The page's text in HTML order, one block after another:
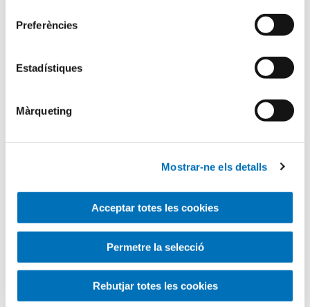
Preferències
Estadístiques
Màrqueting
Mostrar-ne els detalls
Acceptar totes les cookies
Permetre la selecció
Rebutjar totes les cookies
Categories
Aula Hospitalària
Pediatria